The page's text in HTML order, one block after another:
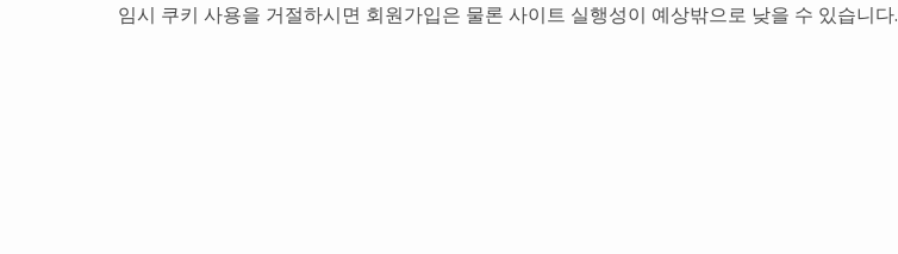
임시 쿠키 사용을 거절하시면 회원가입은 물론 사이트 실행성이 예상밖으로 낮을 수 있습니다.